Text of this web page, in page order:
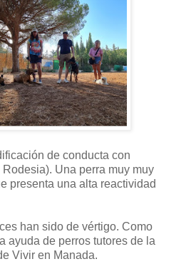
de conducta con
Una perra muy muy
presenta una alta reactividad
han sido de vértigo. Como
ayuda de perros tutores de la
Vivir en Manada.